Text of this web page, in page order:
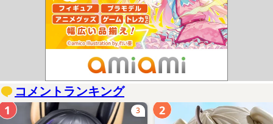
コメントランキング
3
1 2